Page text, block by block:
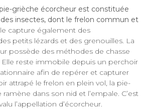
grièche écorcheur est constituée
insectes, dont le frelon commun et
capture également des
petits lézards et des grenouilles. La
possède des méthodes de chasse
reste immobile depuis un perchoir
afin de repérer et capturer
attrapé le frelon en plein vol, la pie-
dans son nid et l’empale. C’est
l’appellation d’écorcheur.